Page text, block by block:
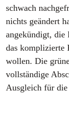
schwach
nichts geändert
angekündigt, die
das komplizierte
wollen. Die
vollständige
Ausgleich für